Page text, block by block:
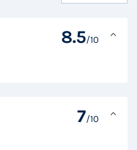
8.5/10
7/10